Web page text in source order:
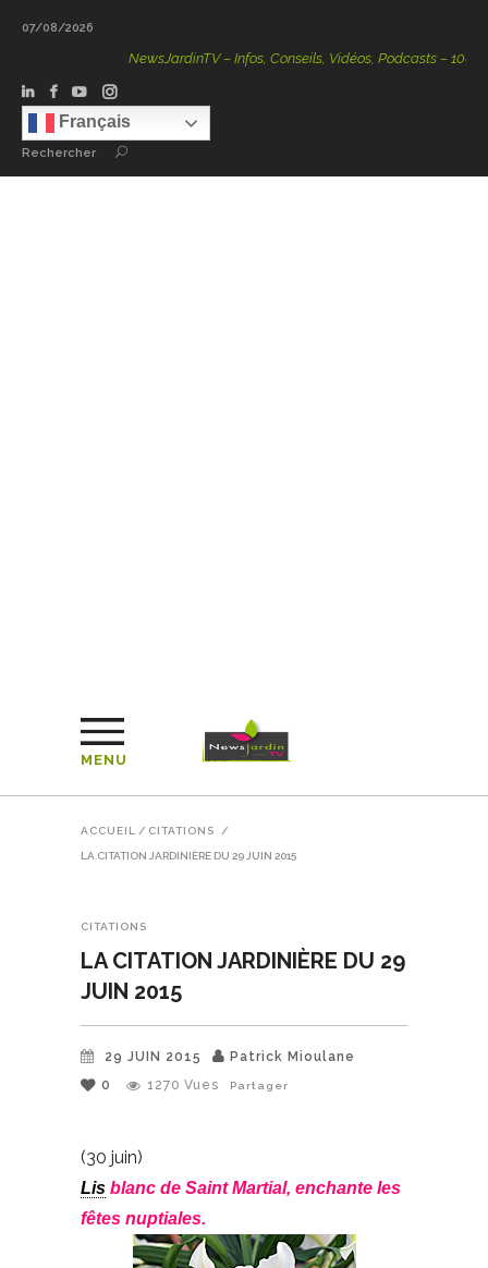
07/08/2026
NewsJardinTV – Infos, Conseils, Vidéos, Podcasts – 100 %
Français
Rechercher
MENU
ACCUEIL / CITATIONS /
LA CITATION JARDINIÈRE DU 29 JUIN 2015
CITATIONS
LA CITATION JARDINIÈRE DU 29
JUIN 2015
29 JUIN 2015
Patrick Mioulane
0
1270 Vues Partager
(30 juin)
Lis blanc de Saint Martial, enchante les
fêtes nuptiales.